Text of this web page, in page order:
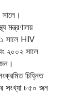
মন্ত্রণালয়
সালে HIV
২০০২ সালে
চিহ্নিত
সংখ্যা ৮৫০ জন